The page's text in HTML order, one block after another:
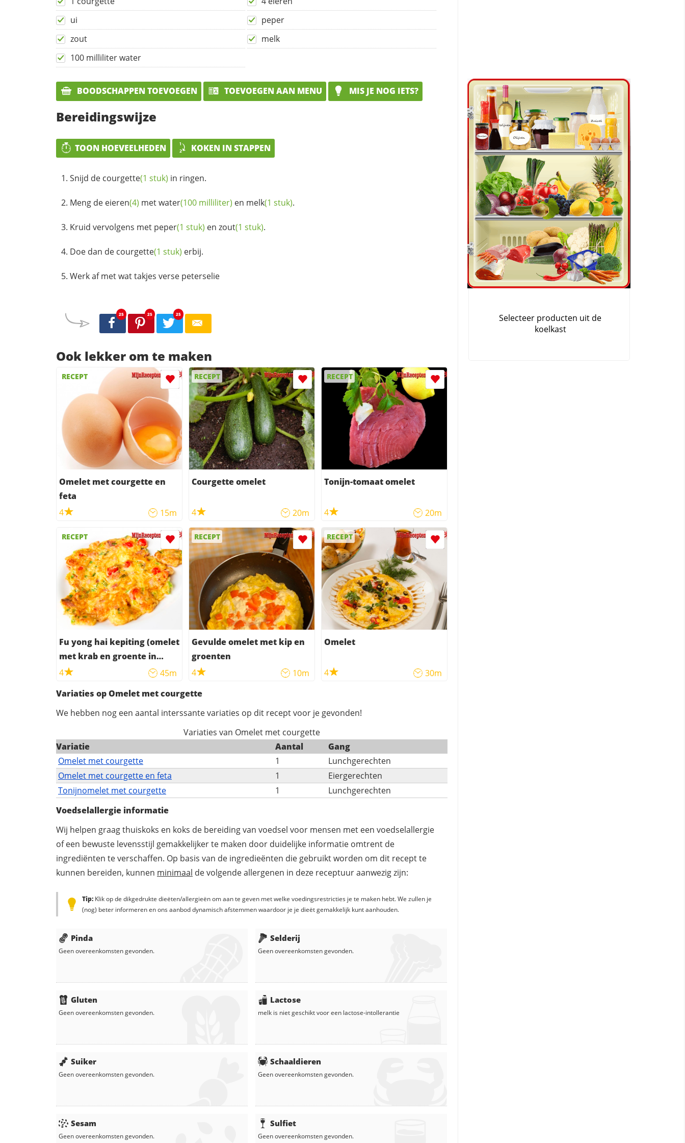
ui
peper
zout
melk
100 milliliter water
BOODSCHAPPEN TOEVOEGEN TOEVOEGEN AAN MENU MIS JE NOG IETS?
Bereidingswijze
TOON HOEVEELHEDEN KOKEN IN STAPPEN
Snijd de courgette(1 stuk) in ringen.
Meng de eieren(4) metwater(100 milliliter) en melk(1 stuk).
Kruid vervolgens met peper(1 stuk) en zout(1 stuk).
Doe dan de courgette(1 stuk) erbij.
Werk af met wat takjes verse peterselie
25 25 25
Ook lekker om te maken
RECEPT
Omelet met courgette en
feta
4
15m
RECEPT
Courgette omelet
4 20m
RECEPT
Tonijn-tomaat omelet
4 20m
RECEPT
Fu yong hai kepiting (omelet
met krab en groente in
zoete saus)
4 45m
RECEPT
Gevulde omelet met kip en
groenten
4
10m
RECEPT
Omelet
4
30m
Variaties op Omelet met courgette
We hebben nog een aantal interssante variaties op dit recept voor je gevonden!
Variaties van Omelet met courgette
Variatie
Aantal
Gang
Omelet met courgette
1
Lunchgerechten
Omelet met courgette en feta
1
Eiergerechten
Tonijnomelet met courgette
1
Lunchgerechten
Voedselallergie informatie
Wij helpen graag thuiskoks en koks de bereiding van voedsel voor mensen met een voedselallergie
of een bewuste levensstijl gemakkelijker te maken door duidelijke informatie omtrent de
ingrediënten te verschaffen. Op basis van de ingredieënten die gebruikt worden om dit recept te
kunnen bereiden, kunnen minimaal de volgende allergenen in deze receptuur aanwezig zijn:
Tip: Klik op de dikgedrukte dieëten/allergieën om aan te geven met welke voedingsrestricties je te maken hebt. We zullen je
(nog) beter informeren en ons aanbod dynamisch afstemmen waardoor je je dieët gemakkelijk kunt aanhouden.
Pinda
Geen overeenkomsten gevonden.
Gluten
Geen overeenkomsten gevonden.
Suiker
Geen overeenkomsten gevonden.
Sesam
Geen overeenkomsten gevonden.
Selderij
Geen overeenkomsten gevonden.
Lactose
melk is niet geschikt voor een lactose-intollerantie
Schaaldieren
Geen overeenkomsten gevonden.
Sulfiet
Geen overeenkomsten gevonden.